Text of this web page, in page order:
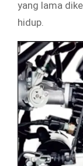
yang lama
hidup.